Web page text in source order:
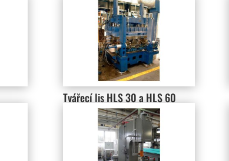
Tvářecí lis HLS 30 a HLS 60